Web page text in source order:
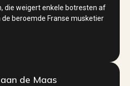
die weigert enkele botresten af
beroemde Franse musketier
de Maas